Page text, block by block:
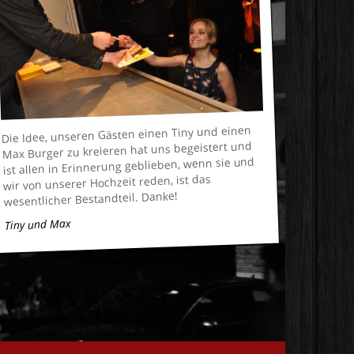
Die Idee, unseren Gästen einen Tiny und einen
Max Burger zu kreieren hat uns begeistert und
ist allen in Erinnerung geblieben, wenn sie und
wir von unserer Hochzeit reden, ist das
wesentlicher Bestandteil. Danke!
Tiny und Max